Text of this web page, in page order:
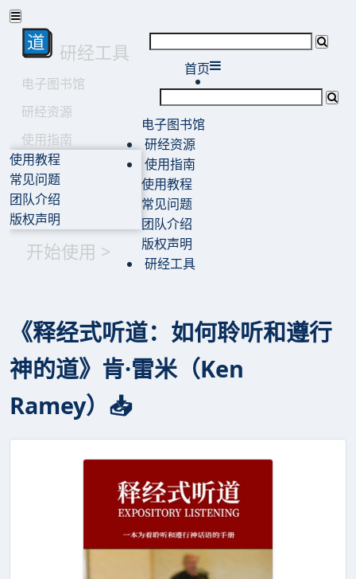
研经工具
电子图书馆
研经资源
使用指南
使用教程
常见问题
团队介绍
版权声明
开始使用 >
首页
电子图书馆
研经资源
使用指南
使用教程
常见问题
团队介绍
版权声明
研经工具
《释经式听道：如何聆听和遵行
神的道》肯·雷米（Ken
Ramey）📥